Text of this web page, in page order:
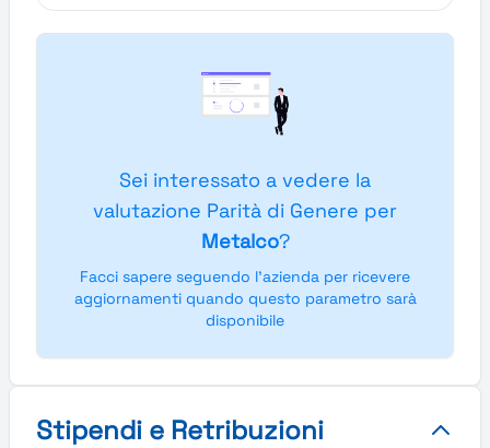
Sei interessato a vedere la
valutazione Parità di Genere per
Metalco?
Facci sapere seguendo l'azienda per ricevere
aggiornamenti quando questo parametro sarà
disponibile
Stipendi e Retribuzioni